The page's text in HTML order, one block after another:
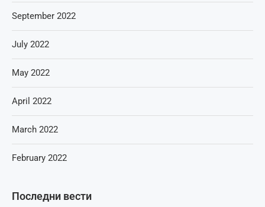
Последни вести
September 2022
July 2022
May 2022
April 2022
March 2022
February 2022